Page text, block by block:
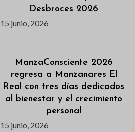
Desbroces 2026
15 junio, 2026
ManzaConsciente 2026
regresa a Manzanares El
Real con tres días dedicados
al bienestar y el crecimiento
personal
15 junio, 2026